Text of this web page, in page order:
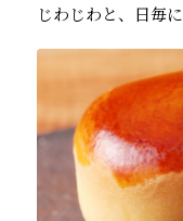
じわじわと、日毎